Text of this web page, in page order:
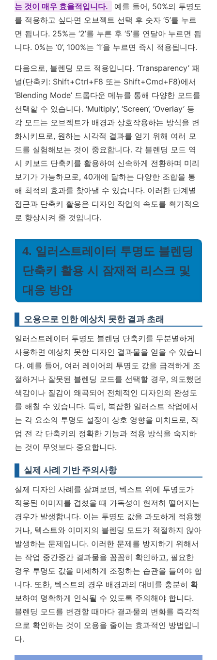
는 것이 매우 효율적입니다.
예를 들어, 50%의 투명도
를 적용하고 싶다면 오브젝트 선택 후 숫자 ‘5’를 누르
면 됩니다. 25%는 ‘2’를 누른 후 ‘5’를 연달아 누르면 됩
니다. 0%는 ‘0’, 100%는 ‘1’을 누르면 즉시 적용됩니다.
다음으로, 블렌딩 모드 적용입니다. ‘Transparency’ 패
널(단축키: Shift+Ctrl+F8 또는 Shift+Cmd+F8)에서
‘Blending Mode’ 드롭다운 메뉴를 통해 다양한 모드를
선택할 수 있습니다. ‘Multiply’, ‘Screen’, ‘Overlay’ 등
각 모드는 오브젝트가 배경과 상호작용하는 방식을 변
화시키므로, 원하는 시각적 결과를 얻기 위해 여러 모
드를 실험해보는 것이 중요합니다. 각 블렌딩 모드 역
시 키보드 단축키를 활용하여 신속하게 전환하며 미리
보기가 가능하므로, 40개에 달하는 다양한 조합을 통
해 최적의 효과를 찾아낼 수 있습니다. 이러한 단계별
접근과 단축키 활용은 디자인 작업의 속도를 획기적으
로 향상시켜 줄 것입니다.
4. 일러스트레이터 투명도 블렌딩
단축키 활용 시 잠재적 리스크 및
대응 방안
오용으로 인한 예상치 못한 결과 초래
일러스트레이터 투명도 블렌딩 단축키를 무분별하게
사용하면 예상치 못한 디자인 결과물을 얻을 수 있습니
다. 예를 들어, 여러 레이어의 투명도 값을 급격하게 조
절하거나 잘못된 블렌딩 모드를 선택할 경우, 의도했던
색감이나 질감이 왜곡되어 전체적인 디자인의 완성도
를 해칠 수 있습니다. 특히, 복잡한 일러스트 작업에서
는 각 요소의 투명도 설정이 상호 영향을 미치므로, 작
업 전 각 단축키의 정확한 기능과 적용 방식을 숙지하
는 것이 무엇보다 중요합니다.
실제 사례 기반 주의사항
실제 디자인 사례를 살펴보면, 텍스트 위에 투명도가
적용된 이미지를 겹쳤을 때 가독성이 현저히 떨어지는
경우가 발생합니다. 이는 투명도 값을 과도하게 적용했
거나, 텍스트와 이미지의 블렌딩 모드가 적절하지 않아
발생하는 문제입니다. 이러한 문제를 방지하기 위해서
는 작업 중간중간 결과물을 꼼꼼히 확인하고, 필요한
경우 투명도 값을 미세하게 조정하는 습관을 들여야 합
니다. 또한, 텍스트의 경우 배경과의 대비를 충분히 확
보하여 명확하게 인식될 수 있도록 주의해야 합니다.
블렌딩 모드를 변경할 때마다 결과물의 변화를 즉각적
으로 확인하는 것이 오용을 줄이는 효과적인 방법입니
다.